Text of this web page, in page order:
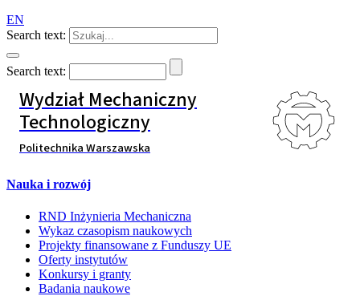
EN
Search text:
Search text:
Wydział Mechaniczny
Technologiczny
Politechnika Warszawska
Nauka i rozwój
RND Inżynieria Mechaniczna
Wykaz czasopism naukowych
Projekty finansowane z Funduszy UE
Oferty instytutów
Konkursy i granty
Badania naukowe